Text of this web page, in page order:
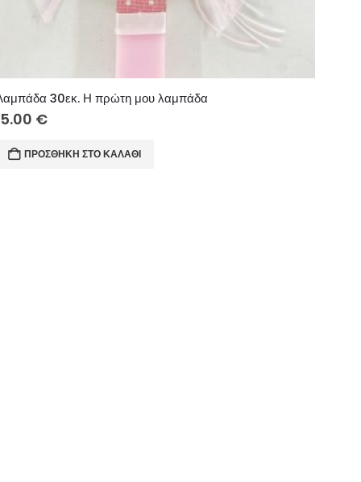
30εκ. Η πρώτη μου λαμπάδα
€
ΠΡΟΣΘΉΚΗ ΣΤΟ ΚΑΛΆΘΙ